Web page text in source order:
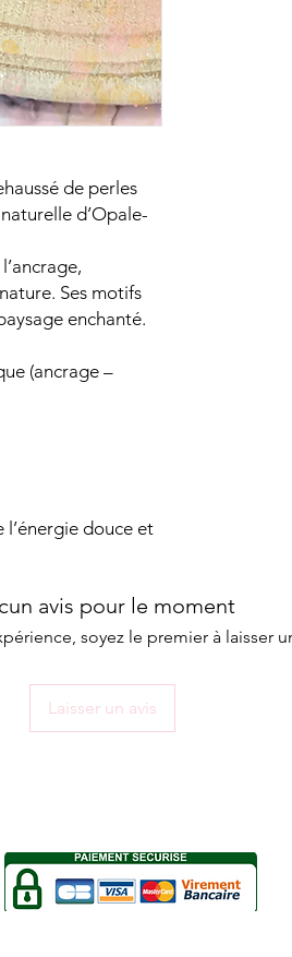
de perles
d’Opale-
Ses motifs
enchanté.
(ancrage –
l’énergie douce et
avis pour le moment
soyez le premier à laisser
Laisser un avis